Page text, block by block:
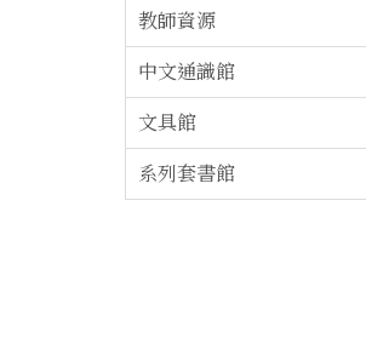
教師資源
中文通識館
文具館
系列套書館